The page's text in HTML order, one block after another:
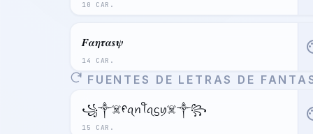
10 CAR.
14 CAR.
𝑭𝜶𝜼𝝉𝜶𝒔𝝍
FUENTES DE LETRAS DE
15 CAR.
꧁༒☠️ᠻꪖꪀꪻꪖᦓꪗ☠️༒꧂